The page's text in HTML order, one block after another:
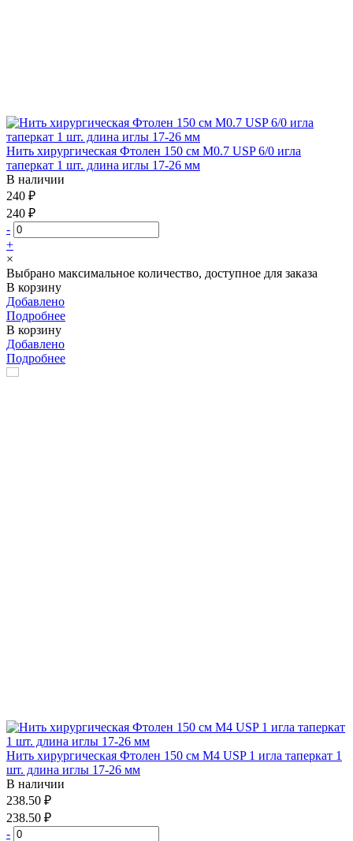
Нить хирургическая Фтолен 150 см М0.7 USP 6/0 игла
таперкат 1 шт. длина иглы 17-26 мм
В наличии
240 ₽
240 ₽
-
+
×
Выбрано максимальное количество, доступное для заказа
В корзину
Добавлено
Подробнее
В корзину
Добавлено
Подробнее
Нить хирургическая Фтолен 150 см М4 USP 1 игла таперкат 1
шт. длина иглы 17-26 мм
В наличии
238.50 ₽
238.50 ₽
-